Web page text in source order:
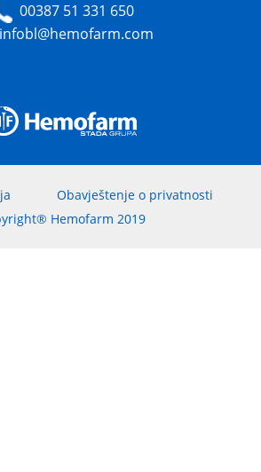
00387 51 331 650
infobl@hemofarm.com
Obavještenje o privatnosti
Hemofarm 2019